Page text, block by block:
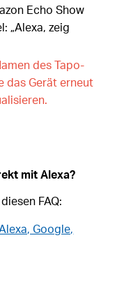
Echo Show
„Alexa, zeig
des Tapo-
das Gerät erneut
mit Alexa?
FAQ:
Google,